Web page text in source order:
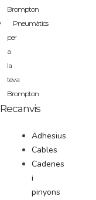
Brompton
Pneumàtics
per
a
la
teva
Brompton
Recanvis
Adhesius
Cables
Cadenes
i
pinyons